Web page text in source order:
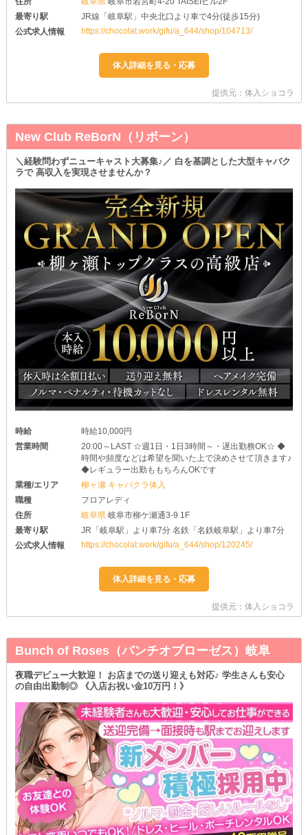
最寄り駅
JR線「岐阜駅」中央北口より車で4分(徒歩15分)
公式求人情報
https://chocolat.work/gifu/a_644/shop/104713/
提供元：体入ショコラ
New Club ReBorN（リボーン）
＼経験問わずニューキャスト大募集♪／ 白を基調とした大型キャバク
ラで 高収入を実現させませんか？
時給
時給10,000円
営業時間
20:00～LAST ☆週1日・1日3時間～・遅出勤務OK☆ ◆
時間や頻度などは希望を聞いた上で決めさせて頂きます♪
◆レギュラー出勤ももちろんOKです
業種/エリア
柳ヶ瀬 キャバクラ体入
職種
フロアレディ
住所
岐阜県岐阜市柳ケ瀬通3-9 1F
最寄り駅
JR「岐阜駅」より車7分 名鉄「名鉄岐阜駅」より車7分
公式求人情報
https://chocolat.work/gifu/a_644/shop/120245/
提供元：体入ショコラ
Bunch of Roses（バンチオブローゼス）岐阜
夜職デビュー大歓迎！ お店までの送り迎えも対応♪ 学生さんも安心
の自由出勤制◎ 《入店お祝い金10万円！》